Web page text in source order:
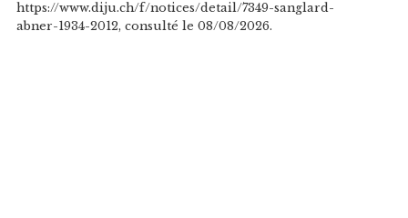
https://www.diju.ch/f/notices/detail/7349-sanglard-
abner-1934-2012, consulté le 08/08/2026.